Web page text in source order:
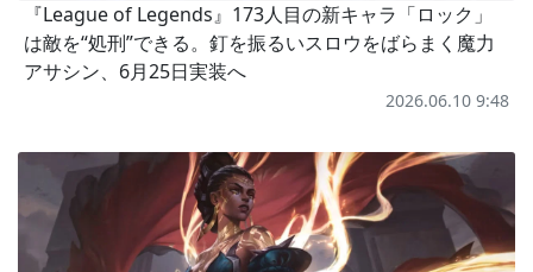
『League of Legends』173人目の新キャラ「ロック」
は敵を“処刑”できる。釘を振るいスロウをばらまく魔力
アサシン、6月25日実装へ
2026.06.10 9:48